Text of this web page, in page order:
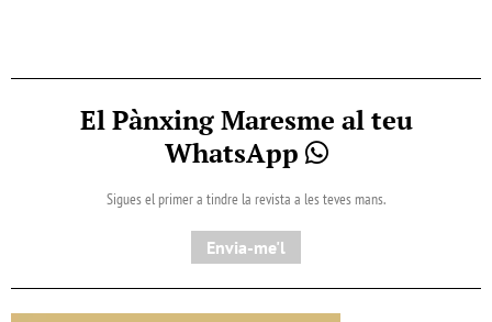
El Pànxing Maresme al teu
WhatsApp
Sigues el primer a tindre la revista a les teves mans.
Envia-me'l